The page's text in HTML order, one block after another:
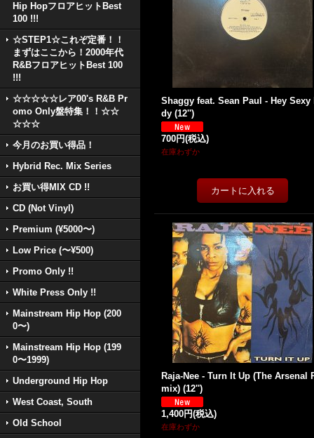
Hip HopフロアヒットBest
100 !!!
☆STEP1☆これぞ定番！！
まずはここから！2000年代
R&BフロアヒットBest 100
!!!
☆☆☆☆☆レア00's R&B Pr
omo Only盤特集！！☆☆
☆☆☆
今月のお買い得品！
Hybrid Rec. Mix Series
お買い得MIX CD !!
CD (Not Vinyl)
Premium (¥5000〜)
Low Price (〜¥500)
Promo Only !!
White Press Only !!
Mainstream Hip Hop (200
0〜)
Mainstream Hip Hop (199
0〜1999)
Underground Hip Hop
West Coast, South
Old School
Shaggy feat. Sean Paul - Hey Sexy
dy (12'')
700円(税込)
在庫わずか
Raja-Nee - Turn It Up (The Arsenal
mix) (12'')
1,400円(税込)
在庫わずか